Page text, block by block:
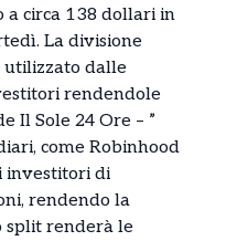
a circa 138 dollari in
La divisione
utilizzato dalle
rendendole
Il Sole 24 Ore – ”
come Robinhood
investitori di
rendendo la
split renderà le